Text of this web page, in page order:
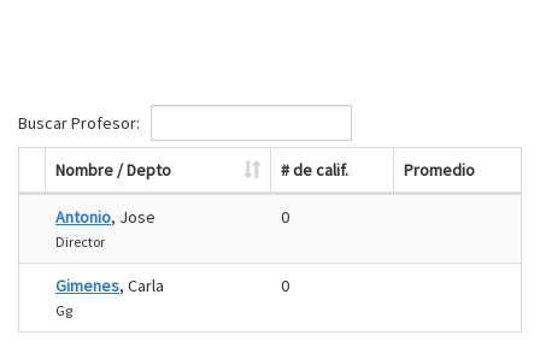
Buscar Profesor:
Nombre / Depto # de calif. Promedio
Antonio, Jose
Director
0
Gimenes, Carla
Gg
0